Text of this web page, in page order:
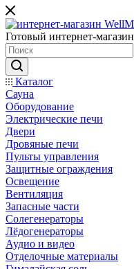
Готовый интернет-
Каталог
Сауна
Оборудование
Электрические печи
Двери
Дровяные печи
Пульты управления
Защитные ограждения
Освещение
Вентиляция
Запасные части
Солегенераторы
Лёдогенераторы
Аудио и видео
Отделочные материалы